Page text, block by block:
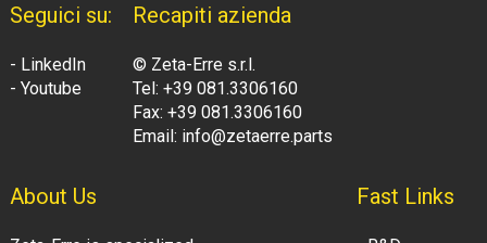
Seguici su:
- LinkedIn
- Youtube
Recapiti azienda
© Zeta-Erre s.r.l.
Tel: +39 081.3306160
Fax: +39 081.3306160
Email: info@zetaerre.parts
About Us Fast Links